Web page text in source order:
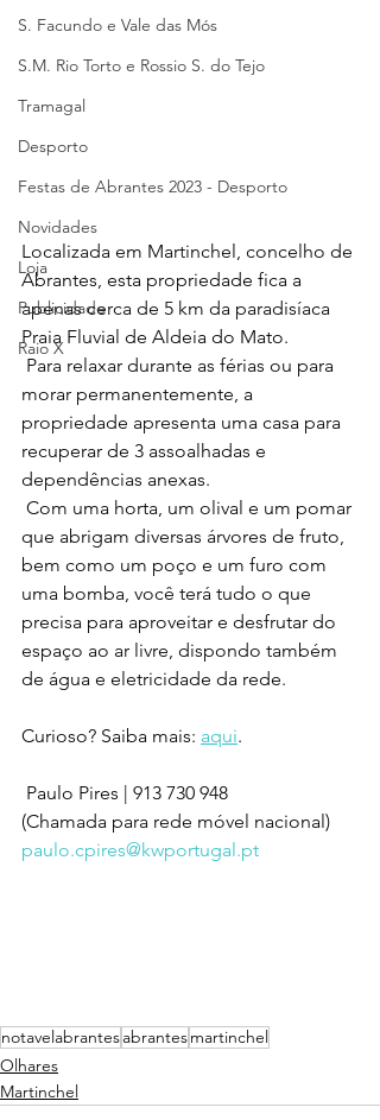
S. Facundo e Vale das Mós
S.M. Rio Torto e Rossio S. do Tejo
Tramagal
Desporto
Festas de Abrantes 2023 - Desporto
Novidades
Loja
Publicidade
Raio X
Localizada em Martinchel, concelho de
Abrantes, esta propriedade fica a
apenas cerca de 5 km da paradisíaca
Praia Fluvial de Aldeia do Mato.
Para relaxar durante as férias ou para
morar permanentemente, a
propriedade apresenta uma casa para
recuperar de 3 assoalhadas e
dependências anexas.
Com uma horta, um olival e um pomar
que abrigam diversas árvores de fruto,
bem como um poço e um furo com
uma bomba, você terá tudo o que
precisa para aproveitar e desfrutar do
espaço ao ar livre, dispondo também
de água e eletricidade da rede.
Curioso? Saiba mais: aqui.
Paulo Pires | 913 730 948
(Chamada para rede móvel nacional)
paulo.cpires@kwportugal.pt
notavelabrantesabrantesmartinchel
Olhares
Martinchel